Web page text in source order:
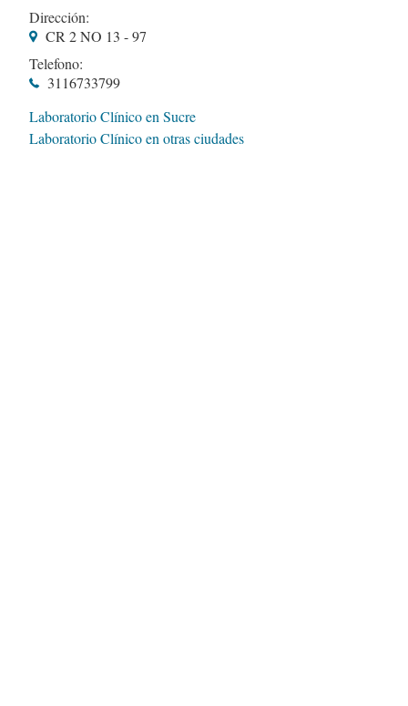
Dirección:
CR 2 NO 13 - 97
Telefono:
3116733799
Laboratorio Clínico en Sucre
Laboratorio Clínico en otras ciudades